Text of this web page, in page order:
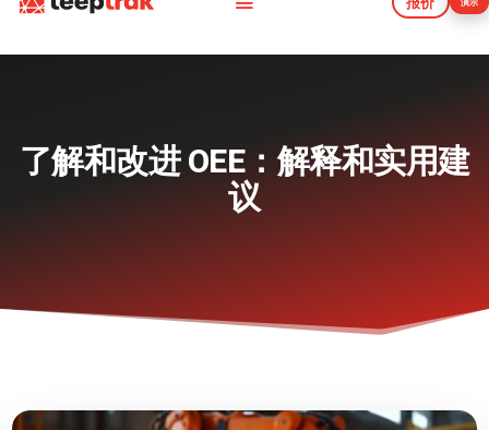
演示
报价 演示
了解和改进 OEE：解释和实用建
议